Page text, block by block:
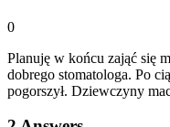
0
Planuję w końcu zająć się
dobrego stomatologa. Po
pogorszył. Dziewczyny